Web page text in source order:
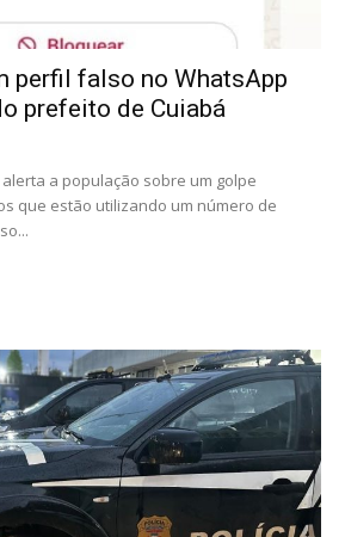
perfil falso no WhatsApp
prefeito de Cuiabá
a população sobre um golpe
que estão utilizando um número de